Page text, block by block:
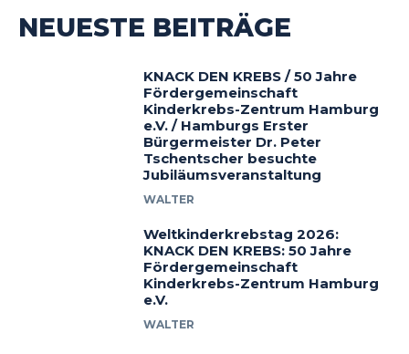
NEUESTE BEITRÄGE
KNACK DEN KREBS / 50 Jahre
Fördergemeinschaft
Kinderkrebs-Zentrum Hamburg
e.V. / Hamburgs Erster
Bürgermeister Dr. Peter
Tschentscher besuchte
Jubiläumsveranstaltung
WALTER
Weltkinderkrebstag 2026:
KNACK DEN KREBS: 50 Jahre
Fördergemeinschaft
Kinderkrebs-Zentrum Hamburg
e.V.
WALTER